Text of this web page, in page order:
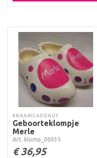
KRAAMCADEAUS
Geboorteklompje
Merle
Art. klomp_00035
€36,95